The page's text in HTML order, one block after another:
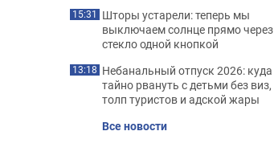
15:31 Шторы устарели: теперь мы
выключаем солнце прямо через
стекло одной кнопкой
13:18 Небанальный отпуск 2026: куда
тайно рвануть с детьми без виз,
толп туристов и адской жары
Все новости